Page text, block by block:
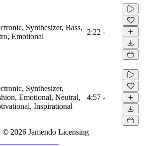
Synthesizer, Bass,
Emotional
2:22 -
Synthesizer,
Emotional, Neutral,
Inspirational
4:57 -
© 2026 Jamendo Licensing